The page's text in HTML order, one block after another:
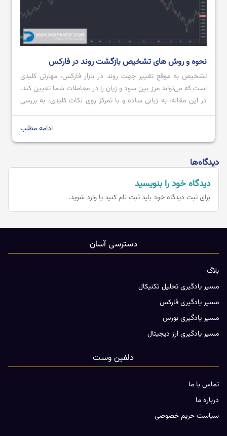
نحوه و روش های تشخیص بازگشت روند در فارکس
تشخیص به ‌موقع تغییر جهت روند در بازار فارکس، مهارتی کلیدی
است که می‌تواند مرز بین سود و زیان را در معاملات شما تعیین کند.
در این مقاله، به زبانی ساده و با تمرکز روی نکات کلیدی، به بررسی
دقیق این موضوع خواهیم پرداخت. هدف ما ارائه دیدگاهی جامع اما
ادامه مطلب
دیدگاه‌ها
دیدگاه خود را بنویسید
برای ثبت دیدگاه خود بایدثبت نام کنید یا وارد شوید.
دسترسی آسان
بلاگ
مسیر یادگیری تحلیل تکنیکال
مسیر یادگیری فارکس
مسیر یادگیری بورس
مسیر یادگیری ارز دیجیتال
دلفین وست
تماس با ما
درباره ما
سیاست حریم خصوصی